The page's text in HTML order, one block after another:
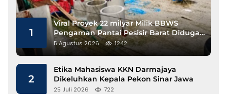
1
Viral Proyek 22 milyar Milik BBWS
Pengaman Pantai Pesisir Barat Diduga
Gunakan Besi Banci
5 Agustus 2026 1242
2
Etika Mahasiswa KKN Darmajaya
Dikeluhkan Kepala Pekon Sinar Jawa
25 Juli 2026 722